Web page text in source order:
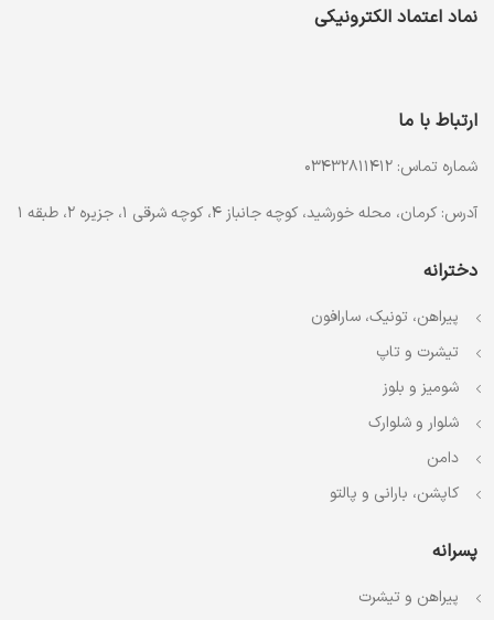
نماد اعتماد الکترونیکی
ارتباط با ما
شماره تماس: 03432811412
آدرس: کرمان، محله خورشید، کوچه جانباز 4، کوچه شرقی 1، جزیره 2، طبقه 1
دخترانه
پیراهن، تونیک، سارافون
تیشرت و تاپ
شومیز و بلوز
شلوار و شلوارک
دامن
کاپشن، بارانی و پالتو
پسرانه
پیراهن و تیشرت